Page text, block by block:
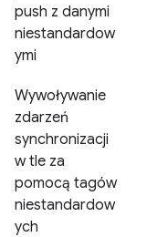
push z danymi
niestandardow
ymi
Wywoływanie
zdarzeń
synchronizacji
w tle za
pomocą tagów
niestandardow
ych